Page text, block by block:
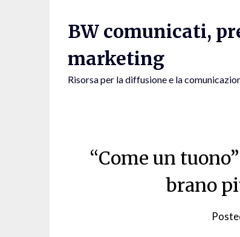
BW comunicati,
marketing
Risorsa per la diffusione e la
“Come un
brano